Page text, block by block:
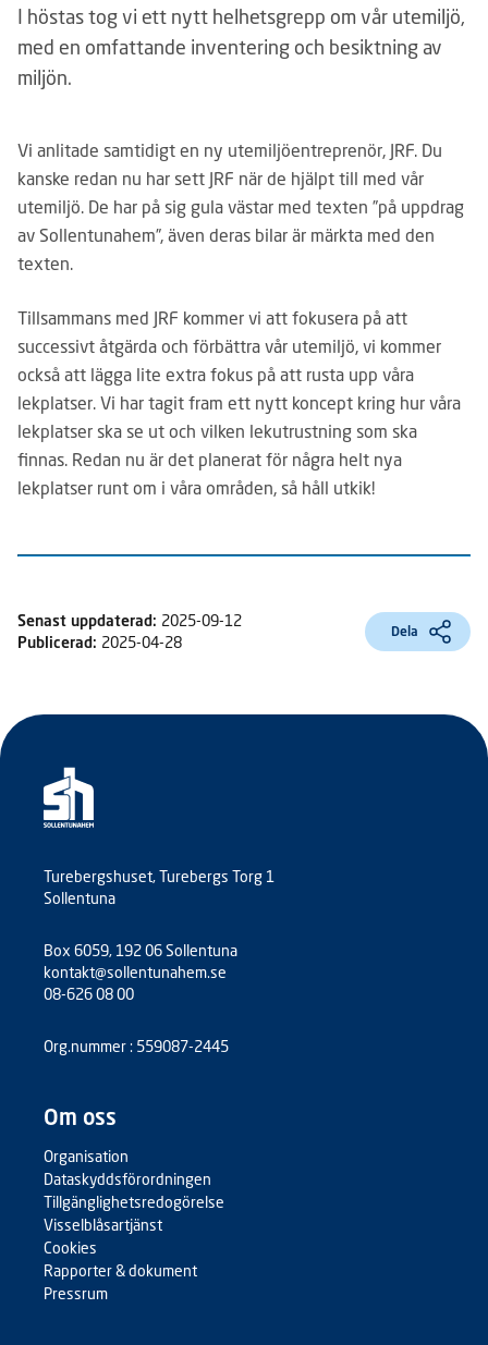
I höstas tog vi ett nytt helhetsgrepp om vår utemiljö,
med en omfattande inventering och besiktning av
miljön.
Vi anlitade samtidigt en ny utemiljöentreprenör, JRF. Du
kanske redan nu har sett JRF när de hjälpt till med vår
utemiljö. De har på sig gula västar med texten ”på uppdrag
av Sollentunahem”, även deras bilar är märkta med den
texten.
Tillsammans med JRF kommer vi att fokusera på att
successivt åtgärda och förbättra vår utemiljö, vi kommer
också att lägga lite extra fokus på att rusta upp våra
lekplatser. Vi har tagit fram ett nytt koncept kring hur våra
lekplatser ska se ut och vilken lekutrustning som ska
finnas. Redan nu är det planerat för några helt nya
lekplatser runt om i våra områden, så håll utkik!
Senast uppdaterad: 2025-09-12
Publicerad: 2025-04-28
Dela
Turebergshuset, Turebergs Torg 1
Sollentuna
Box 6059, 192 06 Sollentuna
kontakt@sollentunahem.se
08-626 08 00
Org.nummer : 559087-2445
Om oss
Organisation
Dataskyddsförordningen
Tillgänglighetsredogörelse
Visselblåsartjänst
Cookies
Rapporter & dokument
Pressrum